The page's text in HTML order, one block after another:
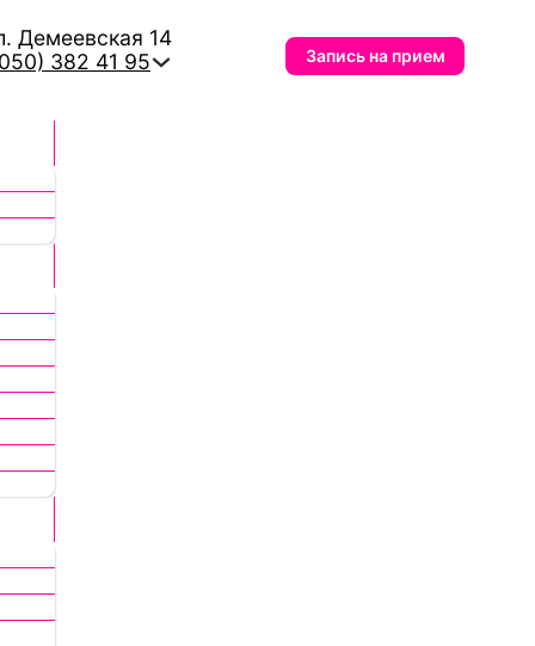
Демеевская 14
382 41 95
Запись на прием